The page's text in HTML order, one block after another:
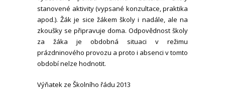
stanovené aktivity (vypsané konzultace, praktika
apod.). Žák je sice žákem školy i nadále, ale na
zkoušky se připravuje doma. Odpovědnost školy
za žáka je obdobná situaci v režimu
prázdninového provozu a proto i absenci v tomto
období nelze hodnotit.
Výňatek ze Školního řádu 2013